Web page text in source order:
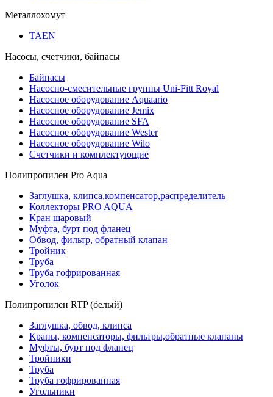
Металлохомут
TAEN
Насосы, счетчики, байпасы
Байпасы
Насосно-смесительные группы Uni-Fitt Royal
Насосное оборудование Aquaario
Насосное оборудование Jemix
Насосное оборудование SFA
Насосное оборудование Wester
Насосное оборудование Wilo
Счетчики и комплектующие
Полипропилен Pro Aqua
Заглушка, клипса,компенсатор,распределитель
Коллекторы PRO AQUA
Кран шаровый
Муфта, бурт под фланец
Обвод, фильтр, обратный клапан
Тройник
Труба
Труба гофрированная
Уголок
Полипропилен RTP (белый)
Заглушка, обвод, клипса
Краны, компенсаторы, фильтры,обратные клапаны
Муфты, бурт под фланец
Тройники
Труба
Труба гофрированная
Угольники